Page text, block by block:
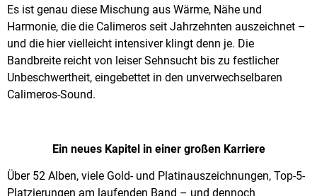
Es ist genau diese Mischung aus Wärme, Nähe und
Harmonie, die die Calimeros seit Jahrzehnten auszeichnet –
und die hier vielleicht intensiver klingt denn je. Die
Bandbreite reicht von leiser Sehnsucht bis zu festlicher
Unbeschwertheit, eingebettet in den unverwechselbaren
Calimeros-Sound.
Ein neues Kapitel in einer großen Karriere
Über 52 Alben, viele Gold- und Platinauszeichnungen, Top-5-
Platzierungen am laufenden Band – und dennoch